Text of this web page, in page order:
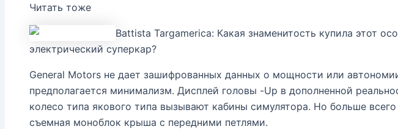
Читать тоже
Battista Targamerica: Какая знаменитость купила этот
электрический суперкар?
General Motors не дает зашифрованных данных о мощности или
предполагается минимализм. Дисплей головы -Up в дополненной
колесо типа якового типа вызывают кабины симулятора. Но больше
съемная моноблок крыша с передними петлями.